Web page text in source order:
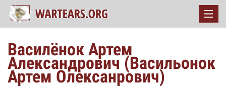
Василёнок Артем
Александрович (Васильонок
Артем Олексанрович)